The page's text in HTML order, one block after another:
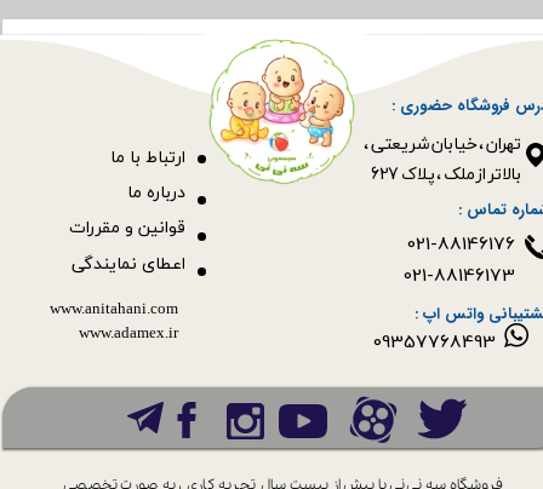
فروشگاه حضوری :
​​​​​​​تهران ، خیابان شریعتی ،
بالاتر از ملک ، پلاک 627​​​​​​​
قوانین و مقررات
ارتباط با ما
09357768493
درباره ما
اعطای نمایندگی
www.anitahani.com
www.ada​​​​​​​mex.ir
فروشگاه سه نی نی با بیش از بیست سال تجربه کاری ، به صورت تخصصی
تماس :
واتس اپ :